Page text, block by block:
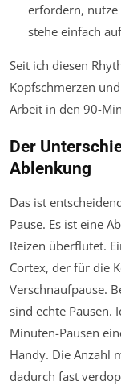
erfordern, nutze
stehe einfach
Seit ich diesen
Kopfschmerzen
Arbeit in den 90-
Der
Ablenkung
Das ist
Pause. Es ist eine
Reizen überflutet.
Cortex, der für die
Verschnaufpause.
sind echte Pausen.
Minuten-Pausen
Handy. Die Anzahl
dadurch fast